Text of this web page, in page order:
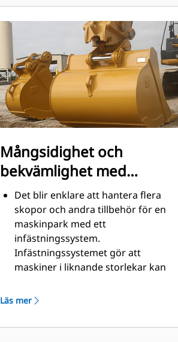
Mångsidighet och
bekvämlighet med
snabbkopplingar
Det blir enklare att hantera flera
skopor och andra tillbehör för en
maskinpark med ett
infästningssystem.
Infästningssystemet gör att
maskiner i liknande storlekar kan
bytas på några sekunder utan att
säkerhet.
Läs mer